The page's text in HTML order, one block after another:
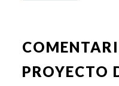
PROYECTO